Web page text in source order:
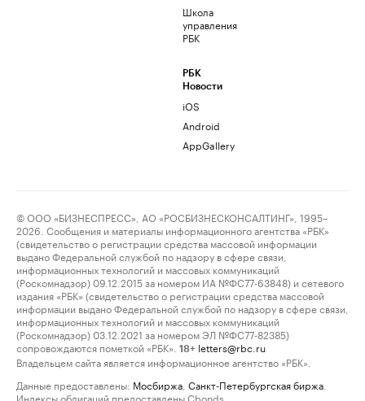
Школа
управления
РБК
РБК
Новости
iOS
Android
AppGallery
© ООО «БИЗНЕСПРЕСС», АО «РОСБИЗНЕСКОНСАЛТИНГ», 1995–
2026. Сообщения и материалы информационного агентства «РБК»
(свидетельство о регистрации средства массовой информации
выдано Федеральной службой по надзору в сфере связи,
информационных технологий и массовых коммуникаций
(Роскомнадзор) 09.12.2015 за номером ИА №ФС77-63848) и сетевого
издания «РБК» (свидетельство о регистрации средства массовой
информации выдано Федеральной службой по надзору в сфере связи,
информационных технологий и массовых коммуникаций
(Роскомнадзор) 03.12.2021 за номером ЭЛ №ФС77-82385)
сопровождаются пометкой «РБК».
18+ letters@rbc.ru
Владельцем сайта является информационное агентство «РБК».
Данные предоставлены: Мосбиржа Санкт-Петербургская биржа
Индексы облигаций предоставлены Cbonds.